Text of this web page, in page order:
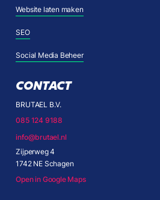
Website laten maken
SEO
Social Media Beheer
CONTACT
BRUTAEL B.V.
085 124 9188
info@brutael.nl
Zijperweg 4
1742 NE Schagen
Open in Google Maps